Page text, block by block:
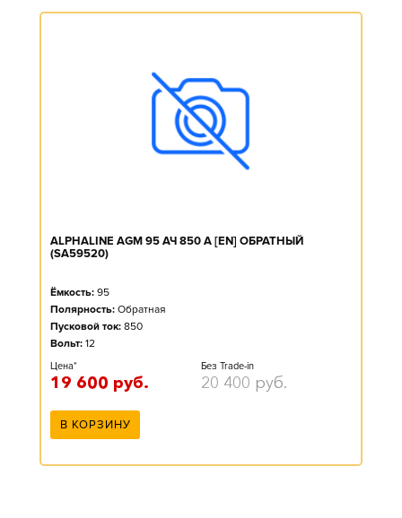
ALPHALINE AGM 95 АЧ 850 А [EN] ОБРАТНЫЙ
(SA59520)
Ёмкость: 95
Полярность: Обратная
Пусковой ток: 850
Вольт: 12
Цена*
19 600 руб.
Без Trade-in
20 400 руб.
В КОРЗИНУ